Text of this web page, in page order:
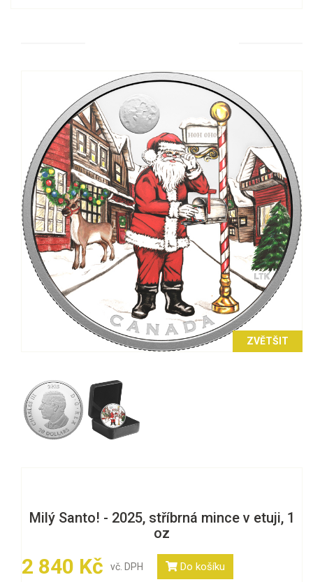
ZVĚTŠIT
Milý Santo! - 2025, stříbrná mince v etuji, 1
oz
2 840 Kč vč. DPH Do košíku